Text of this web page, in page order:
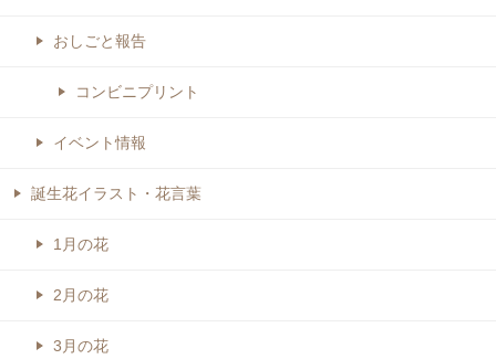
おしごと報告
コンビニプリント
イベント情報
誕生花イラスト・花言葉
1月の花
2月の花
3月の花